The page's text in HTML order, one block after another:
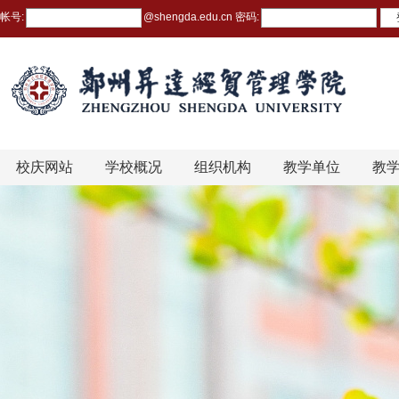
帐号: @shengda.edu.cn 密码:
校庆网站 学校概况 组织机构 教学单位 教